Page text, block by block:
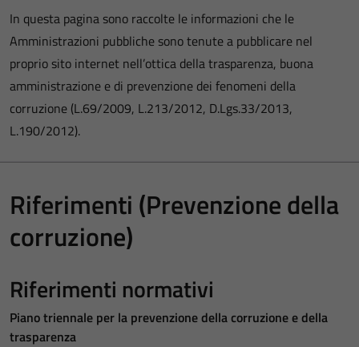
In questa pagina sono raccolte le informazioni che le
Amministrazioni pubbliche sono tenute a pubblicare nel
proprio sito internet nell’ottica della trasparenza, buona
amministrazione e di prevenzione dei fenomeni della
corruzione (L.69/2009, L.213/2012, D.Lgs.33/2013,
L.190/2012).
Riferimenti (Prevenzione della
corruzione)
Riferimenti normativi
Piano triennale per la prevenzione della corruzione e della
trasparenza